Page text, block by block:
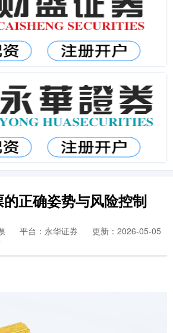
正确姿势与风险控制
平台：永华证券
更新：2026-05-05